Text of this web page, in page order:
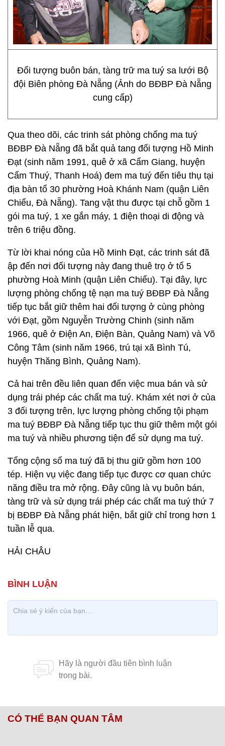
Đối tượng buôn bán, tàng trữ ma tuý sa lưới Bộ
đội Biên phòng Đà Nẵng (Ảnh do BĐBP Đà Nẵng
cung cấp)
Qua theo dõi, các trinh sát phòng chống ma tuý
BĐBP Đà Nẵng đã bắt quả tang đối tượng Hồ Minh
Đạt (sinh năm 1991, quê ở xã Cẩm Giang, huyện
Cẩm Thuý, Thanh Hoá) đem ma tuý đến tiêu thụ tại
địa bàn tổ 30 phường Hoà Khánh Nam (quận Liên
Chiểu, Đà Nẵng). Tang vật thu được tại chỗ gồm 1
gói ma tuý, 1 xe gắn máy, 1 điện thoại di động và
trên 6 triệu đồng.
Từ lời khai nóng của Hồ Minh Đạt, các trinh sát đã
ập đến nơi đối tượng này đang thuê trọ ở tổ 5
phường Hoà Minh (quận Liên Chiểu). Tại đây, lực
lượng phòng chống tệ nạn ma tuý BĐBP Đà Nẵng
tiếp tục bắt giữ thêm hai đối tượng ở cùng phòng
với Đạt, gồm Nguyễn Trường Chinh (sinh năm
1966, quê ở Điện An, Điện Bàn, Quảng Nam) và Võ
Công Tâm (sinh năm 1966, trú tại xã Bình Tú,
huyện Thăng Bình, Quảng Nam).
Cả hai trên đều liên quan đến việc mua bán và sử
dụng trái phép các chất ma tuý. Khám xét nơi ở của
3 đối tượng trên, lực lượng phòng chống tội phạm
ma tuý BĐBP Đà Nẵng tiếp tục thu giữ thêm một gói
ma tuý và nhiều phương tiện để sử dụng ma tuý.
Tổng cộng số ma tuý đã bị thu giữ gồm hơn 100
tép. Hiện vụ việc đang tiếp tục được cơ quan chức
năng điều tra mở rộng. Đây cũng là vụ buôn bán,
tàng trữ và sử dụng trái phép các chất ma tuý thứ 7
bị BĐBP Đà Nẵng phát hiện, bắt giữ chỉ trong hơn 1
tuần lễ qua.
HẢI CHÂU
CÓ THỂ BẠN QUAN TÂM